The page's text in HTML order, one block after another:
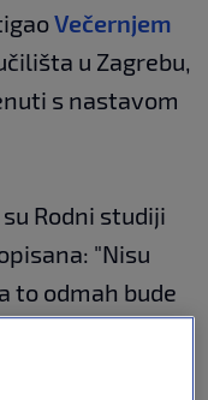
Večernjem
u Zagrebu,
s nastavom
Rodni studiji
"Nisu
to odmah bude
znanstveno-